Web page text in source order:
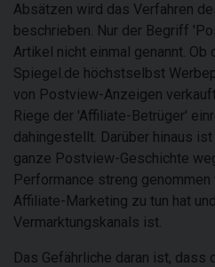
Absätzen wird das Verfahren
beschrieben. Nur der Begriff
Artikel nicht einmal genannt. Ob
Spiegel.de höchstselbst
von Postview-Anzeigen
Riege der 'Affiliate-Betrüger'
dahingestellt. Darüber hinaus
ganze Postview-Geschichte
Performance streng
Affiliate-Marketing zu tun hat
Vermarktungskanals ist.
Das Gefährliche daran ist, dass